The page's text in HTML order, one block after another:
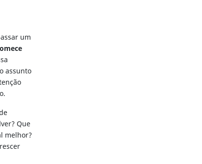
um
assunto
Que
melhor?